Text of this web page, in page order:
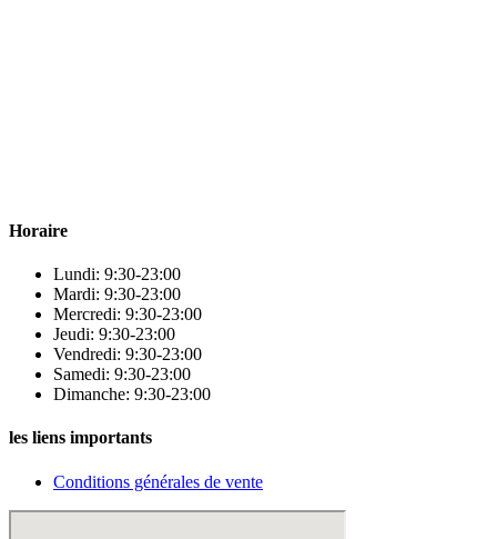
Horaire
Lundi: 9:30-23:00
Mardi: 9:30-23:00
Mercredi: 9:30-23:00
Jeudi: 9:30-23:00
Vendredi: 9:30-23:00
Samedi: 9:30-23:00
Dimanche: 9:30-23:00
les liens importants
Conditions générales de vente